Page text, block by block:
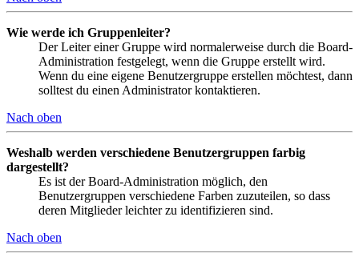
Wie werde ich Gruppenleiter?
Der Leiter einer Gruppe wird normalerweise durch die Board-
Administration festgelegt, wenn die Gruppe erstellt wird.
Wenn du eine eigene Benutzergruppe erstellen möchtest, dann
solltest du einen Administrator kontaktieren.
Nach oben
Weshalb werden verschiedene Benutzergruppen farbig
dargestellt?
Es ist der Board-Administration möglich, den
Benutzergruppen verschiedene Farben zuzuteilen, so dass
deren Mitglieder leichter zu identifizieren sind.
Nach oben